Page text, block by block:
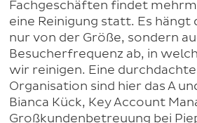
Fachgeschäften findet
eine Reinigung statt. Es hängt
nur von der Größe, sondern
Besucherfrequenz ab, in
wir reinigen. Eine
Organisation sind hier das A
Bianca Kück, Key Account
Großkundenbetreuung bei